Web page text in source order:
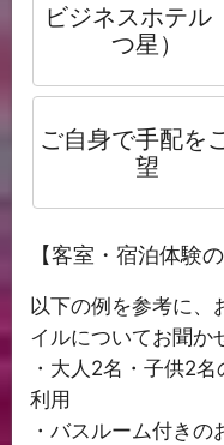
ビジネスホテル
つ星）
ご自身で手配を
望
【客室・宿泊体験
以下の例を参考に、
イルについてお聞か
・大人2名・子供2
利用
・バスルーム付きの